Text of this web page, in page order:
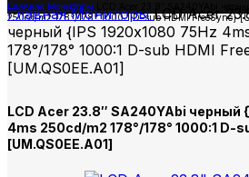
Главная Мониторы
250cd/m2 178°/178° 1000:1 D-sub HDMI FreeSync}
ГлавнаяМониторыLCD Acer
черный {IPS 1920х1080 75Hz
178°/178° 1000:1 D-sub HDMI
[UM.QS0EE.A01]
LCD Acer 23.8″ SA240YAbi черный
4ms 250cd/m2 178°/178° 1000:1 D-
[UM.QS0EE.A01]